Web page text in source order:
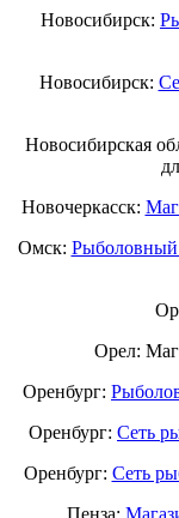
Новосибирск:
Новосибирск:
Новосибирская
Новочеркасск:
Омск: Рыболовный
Орел:
Оренбург:
Оренбург: Сеть
Оренбург: Сеть
Пенза: